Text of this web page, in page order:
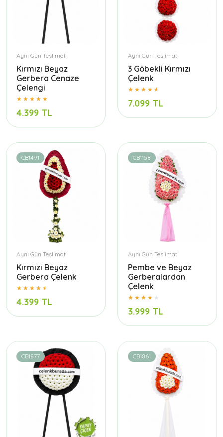
Aynı Gün Teslimat
Kırmızı Beyaz
Gerbera Cenaze
Çelengi
4.399 TL
Aynı Gün Teslimat
3 Göbekli Kırmızı
Çelenk
7.099 TL
CB1491
Aynı Gün Teslimat
Kırmızı Beyaz
Gerbera Çelenk
4.399 TL
CB1158
Aynı Gün Teslimat
Pembe ve Beyaz
Gerberalardan
Çelenk
3.999 TL
CB1877 CB1861